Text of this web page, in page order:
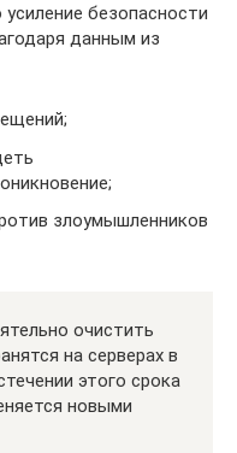
безопасности
данным из
злоумышленников
очистить
на серверах в
этого срока
новыми